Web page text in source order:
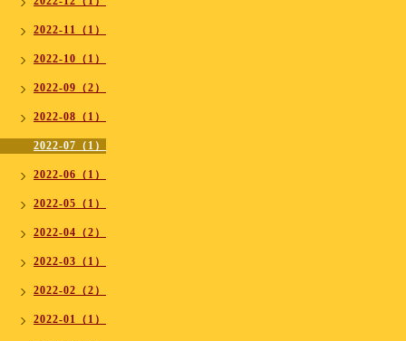
2022-11（1）
2022-10（1）
2022-09（2）
2022-08（1）
2022-07（1）
2022-06（1）
2022-05（1）
2022-04（2）
2022-03（1）
2022-02（2）
2022-01（1）